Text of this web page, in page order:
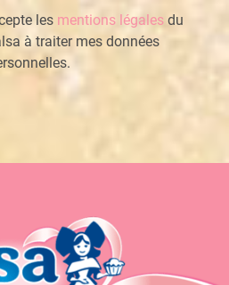
les mentions légalesdu
à traiter mes données